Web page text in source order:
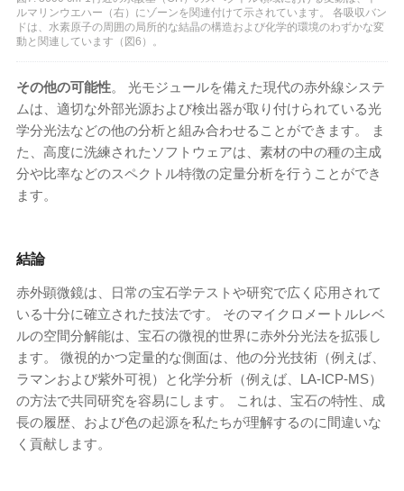
ルマリンウエハー（右）にゾーンを関連付けて示されています。 各吸収バン
ドは、水素原子の周囲の局所的な結晶の構造および化学的環境のわずかな変
動と関連しています（図6）。
その他の可能性。 光モジュールを備えた現代の赤外線システ
ムは、適切な外部光源および検出器が取り付けられている光
学分光法などの他の分析と組み合わせることができます。 ま
た、高度に洗練されたソフトウェアは、素材の中の種の主成
分や比率などのスペクトル特徴の定量分析を行うことができ
ます。
結論
赤外顕微鏡は、日常の宝石学テストや研究で広く応用されて
いる十分に確立された技法です。 そのマイクロメートルレベ
ルの空間分解能は、宝石の微視的世界に赤外分光法を拡張し
ます。 微視的かつ定量的な側面は、他の分光技術（例えば、
ラマンおよび紫外可視）と化学分析（例えば、LA-ICP-MS）
の方法で共同研究を容易にします。 これは、宝石の特性、成
長の履歴、および色の起源を私たちが理解するのに間違いな
く貢献します。